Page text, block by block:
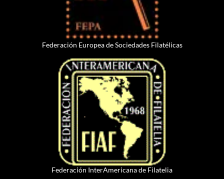
Federación Europea de Sociedades Filatélicas
Federación InterAmericana de Filatelia